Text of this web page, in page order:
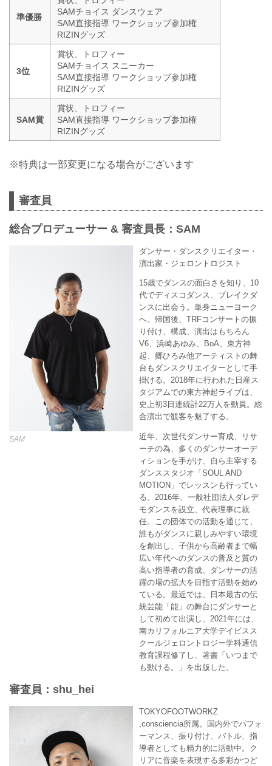
準優勝
SAMチョイス ダンスウェア
SAM直接指導 ワークショップ参加権
RIZINグッズ
3位
賞状、トロフィー
SAMチョイス スニーカー
SAM直接指導 ワークショップ参加権
RIZINグッズ
SAM賞
賞状、トロフィー
SAM直接指導 ワークショップ参加権
RIZINグッズ
※特典は一部変更になる場合がございます
審査員
総合プロデューサー & 審査員長：SAM
SAM
ダンサー・ダンスクリエイター・
演出家・ジェロントロジスト
15歳でダンスの面白さを知り、10
代でディスコダンス、ブレイクダ
ンスに出会う。単身ニューヨーク
へ。帰国後、TRFコンサートの振
り付け、構成、演出はもちろん
V6、浜崎あゆみ、BoA、東方神
起、郷ひろみ他アーティストの舞
台もダンスクリエイターとして手
掛ける。2018年に行われた日産ス
タジアムでの東方神起ライブは、
史上初3日連続計22万人を動員。総
合演出で観客を魅了する。
近年、次世代ダンサー育成、リサ
ーチの為、多くのダンサーオーデ
ィションを手がけ、自ら主宰する
ダンススタジオ「SOUL AND
MOTION」でレッスンも行ってい
る。2016年、一般社団法人ダレデ
モダンスを設立、代表理事に就
任。この団体での活動を通じて、
誰もがダンスに親しみやすい環境
を創出し、子供から高齢者まで幅
広い年代へのダンスの普及と質の
高い指導者の育成、ダンサーの活
躍の場の拡大を目指す活動を始め
ている。最近では、日本最古の伝
統芸能「能」の舞台にダンサーと
して初めて出演し、2021年には、
南カリフォルニア大学デイビスス
クールジェロントロジー学科通信
教育課程修了し、著書「いつまで
も動ける。」を出版した。
審査員：shu_hei
TOKYOFOOTWORKZ
,consciencia所属。国内外でパフォ
ーマンス、振り付け、バトル、指
導者としても精力的に活動中。ク
リアに音楽を表現する多彩かつど